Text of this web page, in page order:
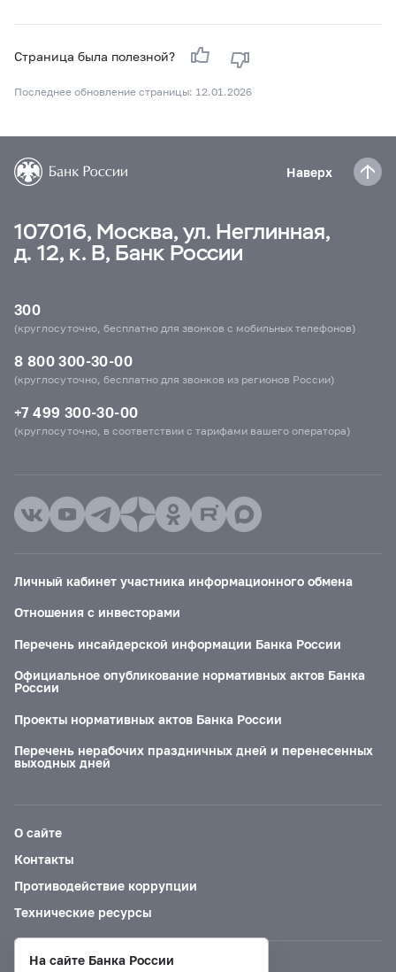
Страница была полезной?
Последнее обновление страницы: 12.01.2026
Наверх
107016, Москва, ул. Неглинная,
д. 12, к. В, Банк России
300
(круглосуточно, бесплатно для звонков с мобильных телефонов)
8 800 300-30-00
(круглосуточно, бесплатно для звонков из регионов России)
+7 499 300-30-00
(круглосуточно, в соответствии с тарифами вашего оператора)
Личный кабинет участника информационного обмена
Отношения с инвесторами
Перечень инсайдерской информации Банка России
Официальное опубликование нормативных актов Банка
России
Проекты нормативных актов Банка России
Перечень нерабочих праздничных дней и перенесенных
выходных дней
О сайте
Контакты
Противодействие коррупции
Технические ресурсы
На сайте Банка России